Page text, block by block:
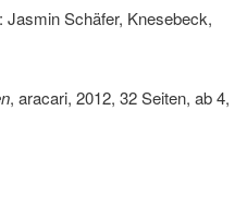
Jasmin Schäfer, Knesebeck,
, aracari, 2012, 32 Seiten, ab 4,